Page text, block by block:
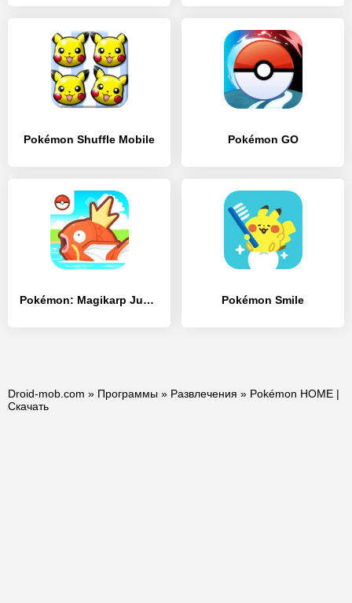
Pokémon Shuffle Mobile Pokémon GO
Pokémon: Magikarp Jump Pokémon Smile
Droid-mob.com » Программы » Развлечения » Pokémon HOME |
Скачать